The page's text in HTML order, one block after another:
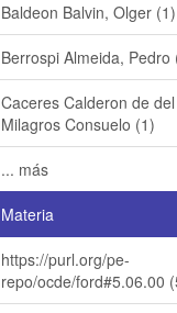
Baldeon Balvin, Olger (1)
Berrospi Almeida, Pedro
Caceres Calderon de
Milagros Consuelo (1)
... más
Materia
https://purl.org/pe-
repo/ocde/ford#5.06.00